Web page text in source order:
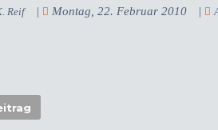
Reif | Montag, 22. Februar 2010 |